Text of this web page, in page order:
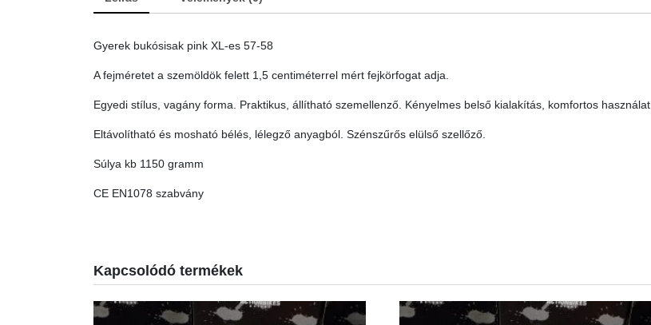
Gyerek bukósisak pink XL-es 57-58
A fejméretet a szemöldök felett 1,5 centiméterrel mért fejkörfogat adja.
Egyedi stílus, vagány forma. Praktikus, állítható szemellenző. Kényelmes belső kialakítás, komfortos használat.
Eltávolítható és mosható bélés, lélegző anyagból. Szénszűrős elülső szellőző.
Súlya kb 1150 gramm
CE EN1078 szabvány
Kapcsolódó termékek